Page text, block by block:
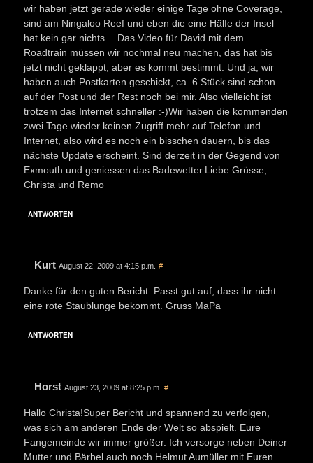
wir haben jetzt gerade wieder einige Tage ohne Coverage,
sind am Ningaloo Reef und eben die eine Hälfe der Insel
hat kein gar nichts …Das Video für David mit dem
Roadtrain müssen wir nochmal neu machen, das hat bis
jetzt nicht geklappt, aber es kommt bestimmt. Und ja, wir
haben auch Postkarten geschickt, ca. 6 Stück sind schon
auf der Post und der Rest noch bei mir. Also vielleicht ist
trotzem das Internet schneller :-)Wir haben die kommenden
zwei Tage wieder keinen Zugriff mehr auf Telefon und
Internet, also wird es noch ein bisschen dauern, bis das
nächste Update erscheint. Sind derzeit in der Gegend von
Exmouth und geniessen das Badewetter.Liebe Grüsse,
Christa und Remo
ANTWORTEN
Kurt August 22, 2009 at 4:15 p.m. #
Danke für den guten Bericht. Passt gut auf, dass ihr nicht
eine rote Staublunge bekommt. Gruss MaPa
ANTWORTEN
Horst August 23, 2009 at 8:25 p.m. #
Hallo Christa!Super Bericht und spannend zu verfolgen,
was sich am anderen Ende der Welt so abspielt. Eure
Fangemeinde wir immer größer. Ich versorge neben Deiner
Mutter und Bärbel auch noch Helmut Aumüller mit Euren